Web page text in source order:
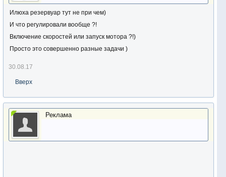
Илюха резервуар тут не при чем)
И что регулировали вообще ?!
Включение скоростей или запуск мотора ?!)
Просто это совершенно разные задачи )
30.08.17
Вверх
Реклама